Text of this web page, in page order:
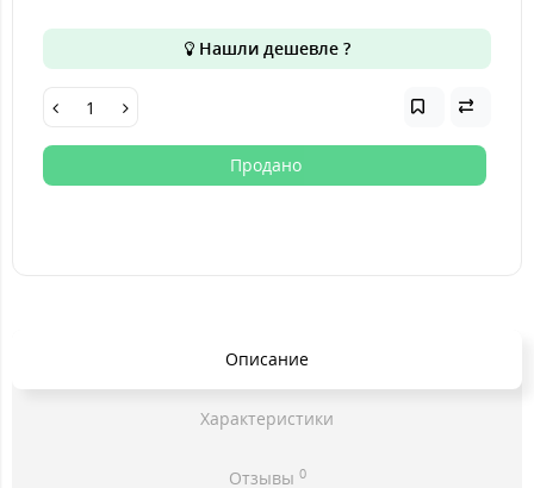
Нашли дешевле ?
Продано
Описание
Характеристики
Отзывы 0